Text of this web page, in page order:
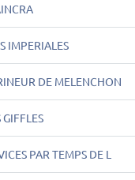
IMPERIALES
DE MELENCHON
PAR TEMPS DE L